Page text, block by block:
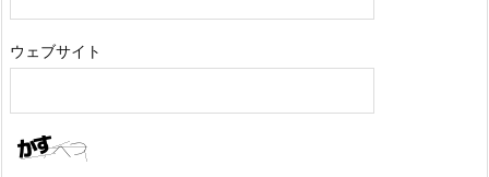
ウェブサイト